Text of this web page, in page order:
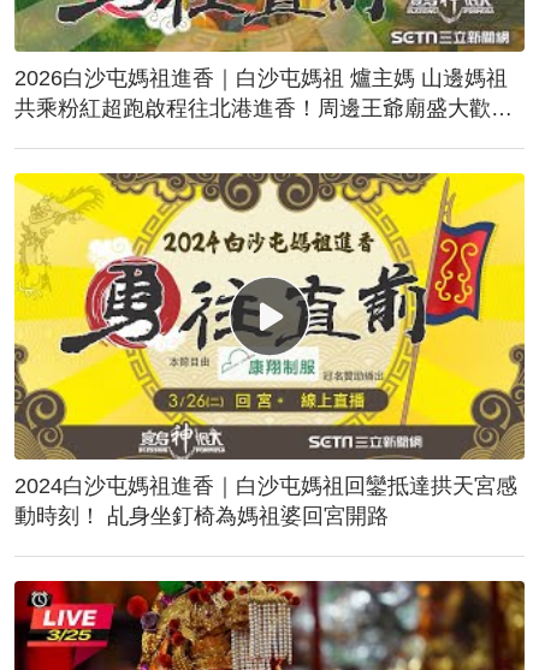
2026白沙屯媽祖進香｜白沙屯媽祖 爐主媽 山邊媽祖
共乘粉紅超跑啟程往北港進香！周邊王爺廟盛大歡
2024白沙屯媽祖進香｜白沙屯媽祖回鑾抵達拱天宮感
動時刻！ 乩身坐釘椅為媽祖婆回宮開路